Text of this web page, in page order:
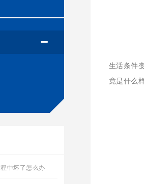
生活条件
竟是什么
中坏了怎么办